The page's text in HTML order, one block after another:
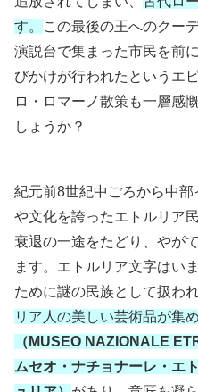
す。
この最後の王へのクー
演説台で集まった市民を前
びかけが行われたというエ
ロ・ロマーノ散策も一層感
しょうか？
紀元前8世紀中ごろから中
や文化を誇ったエトルリア
衰退の一途をたどり、やが
ます。エトルリア文字はい
ために謎の民族として扱わ
リア人の美しい芸術品が集
（MUSEO NAZIONALE
ムセオ・ナチョナーレ・エ